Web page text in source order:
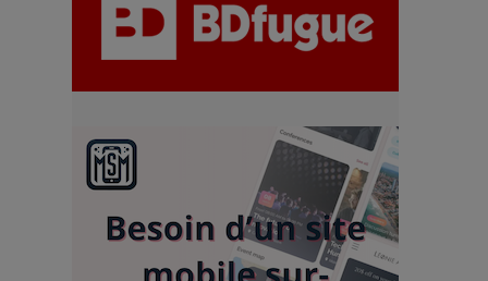
chiffres
7 Techniques Secrètes des
Photographes de Stars
Adieu Jean-Pat : rire au bord
du précipice